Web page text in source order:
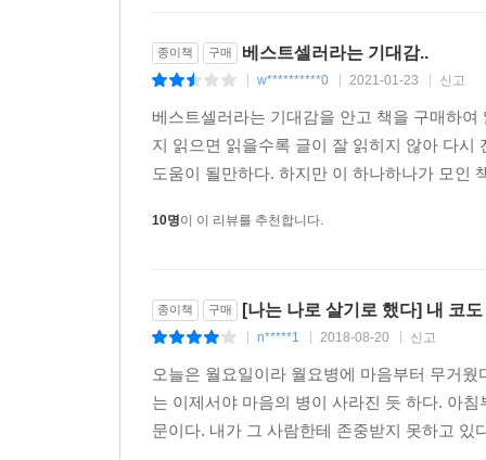
밥벌이 때문에 참는 ‘을’이 된 것에 자책하지
부끄러워하지 말자. 누구나 어린 시절엔 지구
정의로운 사람으로 살아갈 줄 알았다. 그러나
모습의 어른은 아니지만, 우리는 우리 자신을 똑
통해 모든 인생에 건투를 빈다!
종이책 구매 베스트셀러라는 기대감..
w**********0 2021-01-23 신고
베스트셀러라는 기대감을 안고 책을 구매하
지 읽으면 읽을수록 글이 잘 읽히지 않아 다
도움이 될만하다. 하지만 이 하나하나가 모인
10명이 이 리뷰를 추천합니다.
종이책 구매 [나는 나로 살기로 했다] 내 코
n*****1 2018-08-20 신고
오늘은 월요일이라 월요병에 마음부터 무거
는 이제서야 마음의 병이 사라진 듯 하다. 아
문이다. 내가 그 사람한테 존중받지 못하고